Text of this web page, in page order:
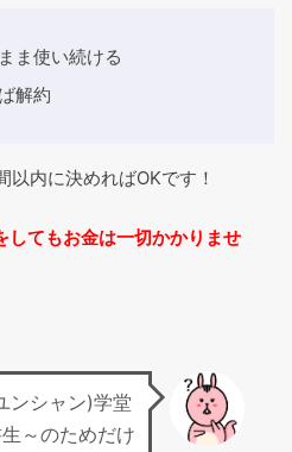
ま使い続ける
解約
以内に決めればOKです！
してもお金は一切かかりませ
ンシャン)学堂
～のためだけ